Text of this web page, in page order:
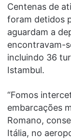
Centenas de
foram detidos
aguardam a
encontravam-
incluindo 36
Istambul.
“Fomos
embarcações
Romano,
Itália, no